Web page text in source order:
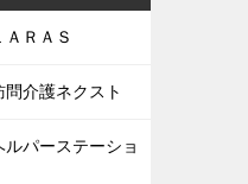
ＡＲＡＳ
問介護ネクスト
ルパーステーショ